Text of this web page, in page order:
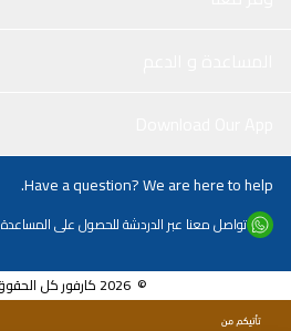
Have a question? We are here to help.
تواصل معنا عبر الدردشة للحصول على المساعدة
© 2026 كارفور كل الحقوق محفوظة